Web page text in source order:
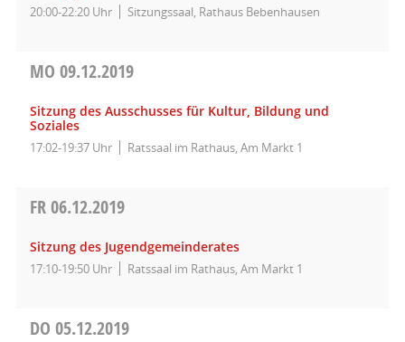
20:00-22:20 Uhr Sitzungssaal, Rathaus Bebenhausen
MO 09.12.2019
Sitzung des Ausschusses für Kultur, Bildung und
Soziales
17:02-19:37 Uhr Ratssaal im Rathaus, Am Markt 1
FR06.12.2019
Sitzung des Jugendgemeinderates
17:10-19:50 Uhr Ratssaal im Rathaus, Am Markt 1
DO 05.12.2019